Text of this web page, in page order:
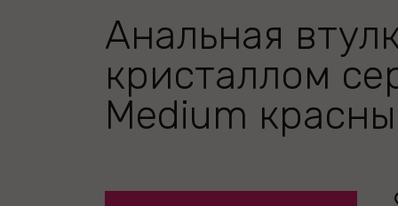
Анальная
кристаллом
Medium